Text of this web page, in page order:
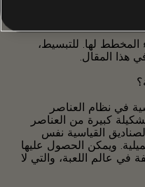
المخطط لها. للتبسيط،
هذا المقال.
في نظام العناصر
كبيرة من العناصر
القياسية نفس
ويمكن الحصول عليها
في عالم اللعبة، والتي لا